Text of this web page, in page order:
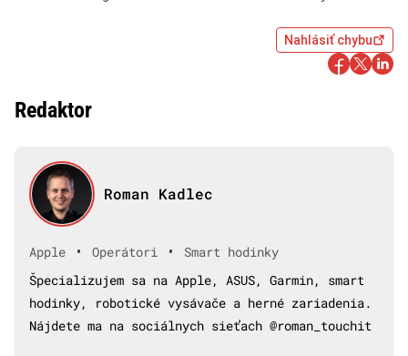
Nahlásiť chybu
Redaktor
Roman Kadlec
Apple • Operátori •
Smart hodinky
Špecializujem sa na Apple, ASUS, Garmin, smart
hodinky, robotické vysávače a herné zariadenia.
Nájdete ma na sociálnych sieťach @roman_touchit